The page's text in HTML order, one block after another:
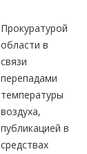
Прокуратурой
области в
связи
перепадами
температуры
воздуха,
публикацией в
средствах